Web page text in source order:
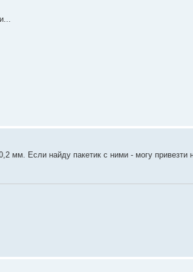
мм. Если найду пакетик с ними - могу привезти